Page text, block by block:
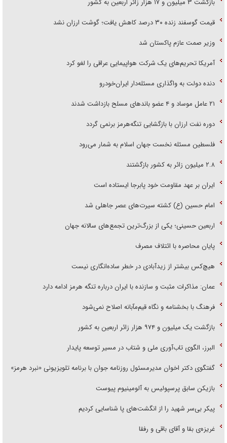
قیمت گوسفند زنده ۳۰ درصد کاهش یافت؛ گوشت ارزان نشد
وزیر صمت عازم پاکستان شد
آمریکا تحریم‌های یک شرکت هواپیمایی عراقی را لغو کرد
دنده دولت به واگذاری مسئله‌دار ایران‌خودرو
۲۱ عامل موساد و ۴ عضو باند‌های مسلح بازداشت شدند
دوره نفت ارزان با بازگشایی تنگه‌هرمز برنمی گردد
فلسطین مسئله نخست جهان اسلام به شمار می‌رود
۲.۸ میلیون زائر به کشور بازگشتند
ایران بر عهد مقاومت خود پابرجا ایستاده است
امام حسین (ع) کشته سیرت‌های عصر جاهلی شد
اربعین حسینی؛ یکی از بزرگ‌ترین تجمع‌های سالانه جهان
پایان محاصره با ائتلاف مصرف
هیچ‌کس بیشتر از زیدآبادی در خطر ساده‌انگاری نیست
عمان: مذاکرات مثبت و سازنده با ایران درباره تنگه هرمز ادامه دارد
فرهنگ با بخشنامه و نگاه قیم‌مآبانه اصلاح نمی‌شود
بازگشت یک میلیون و ۹۷۴ هزار زائر اربعین به کشور
البرز، الگوی تاب‌آوری ملی و شتاب در مسیر توسعه پایدار
گفتگوی دکتر اخوان مدیرمسئول روزنامه جوان با برنامه تلویزیونی «نبرد هرمز»
بازیکن سابق پرسپولیس به آلومینیوم پیوست
پیکر بی‌سر شهید را از انگشت‌های پا شناسایی کردیم
غریزه‌ی بقا و آقای باقی و رفقا